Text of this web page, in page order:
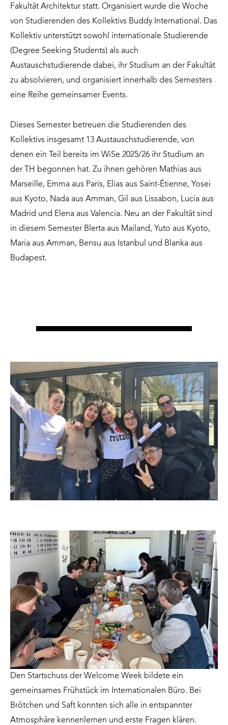
Fakultät Architektur statt. Organisiert wurde die Woche
von Studierenden des Kollektivs Buddy International. Das
Kollektiv unterstützt sowohl internationale Studierende
(Degree Seeking Students) als auch
Austauschstudierende dabei, ihr Studium an der Fakultät
zu absolvieren, und organisiert innerhalb des Semesters
eine Reihe gemeinsamer Events.
Dieses Semester betreuen die Studierenden des
Kollektivs insgesamt 13 Austauschstudierende, von
denen ein Teil bereits im WiSe 2025/26 ihr Studium an
der TH begonnen hat. Zu ihnen gehören Mathias aus
Marseille, Emma aus Paris, Elias aus Saint-Étienne, Yosei
aus Kyoto, Nada aus Amman, Gil aus Lissabon, Lucia aus
Madrid und Elena aus Valencia. Neu an der Fakultät sind
in diesem Semester Blerta aus Mailand, Yuto aus Kyoto,
Maria aus Amman, Bensu aus Istanbul und Blanka aus
Budapest.
Den Startschuss der Welcome Week bildete ein
gemeinsames Frühstück im Internationalen Büro. Bei
Brötchen und Saft konnten sich alle in entspannter
Atmosphäre kennenlernen und erste Fragen klären.